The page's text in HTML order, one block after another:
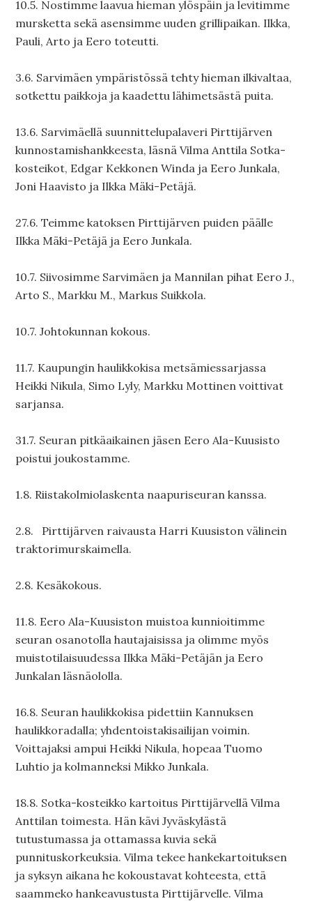
10.5. Nostimme laavua hieman ylöspäin ja levitimme
mursketta sekä asensimme uuden grillipaikan. Ilkka,
Pauli, Arto ja Eero toteutti.
3.6. Sarvimäen ympäristössä tehty hieman ilkivaltaa,
sotkettu paikkoja ja kaadettu lähimetsästä puita.
13.6. Sarvimäellä suunnittelupalaveri Pirttijärven
kunnostamishankkeesta, läsnä Vilma Anttila Sotka-
kosteikot, Edgar Kekkonen Winda ja Eero Junkala,
Joni Haavisto ja Ilkka Mäki-Petäjä.
27.6. Teimme katoksen Pirttijärven puiden päälle
Ilkka Mäki-Petäjä ja Eero Junkala.
10.7. Siivosimme Sarvimäen ja Mannilan pihat Eero J.,
Arto S., Markku M., Markus Suikkola.
10.7. Johtokunnan kokous.
11.7. Kaupungin haulikkokisa metsämiessarjassa
Heikki Nikula, Simo Lyly, Markku Mottinen voittivat
sarjansa.
31.7. Seuran pitkäaikainen jäsen Eero Ala-Kuusisto
poistui joukostamme.
1.8. Riistakolmiolaskenta naapuriseuran kanssa.
2.8. Pirttijärven raivausta Harri Kuusiston välinein
traktorimurskaimella.
2.8. Kesäkokous.
11.8. Eero Ala-Kuusiston muistoa kunnioitimme
seuran osanotolla hautajaisissa ja olimme myös
muistotilaisuudessa Ilkka Mäki-Petäjän ja Eero
Junkalan läsnäololla.
16.8. Seuran haulikkokisa pidettiin Kannuksen
haulikkoradalla; yhdentoistakisailijan voimin.
Voittajaksi ampui Heikki Nikula, hopeaa Tuomo
Luhtio ja kolmanneksi Mikko Junkala.
18.8. Sotka-kosteikko kartoitus Pirttijärvellä Vilma
Anttilan toimesta. Hän kävi Jyväskylästä
tutustumassa ja ottamassa kuvia sekä
punnituskorkeuksia. Vilma tekee hankekartoituksen
ja syksyn aikana he kokoustavat kohteesta, että
saammeko hankeavustusta Pirttijärvelle. Vilma